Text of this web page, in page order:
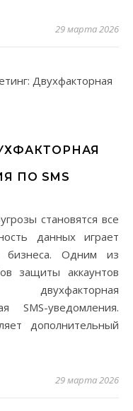
29 марта 2026
ПО SMS
данных играет
бизнеса. Одним из
защиты аккаунтов
двухфакторная
SMS-уведомления.
дополнительный
29 марта 2026